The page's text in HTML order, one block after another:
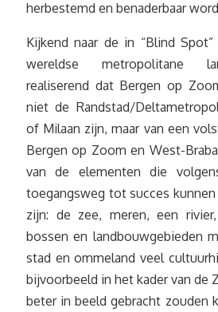
herbestemd en benaderbaar
Kijkend naar de in “Blind
wereldse metropolitane
realiserend dat Bergen op
niet de Randstad/
of Milaan zijn, maar van een
Bergen op Zoom en West-
van de elementen die
toegangsweg tot succes
zijn: de zee, meren, een
bossen en landbouwgebieden
stad en ommeland veel
bijvoorbeeld in het kader van de
beter in beeld gebracht zouden